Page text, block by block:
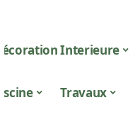
Décoration Interieure
Piscine Travaux